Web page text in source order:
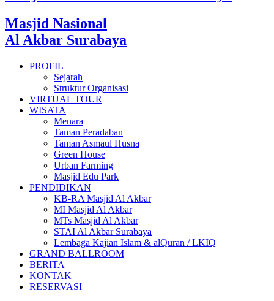
Masjid Nasional
Al Akbar Surabaya
PROFIL
Sejarah
Struktur Organisasi
VIRTUAL TOUR
WISATA
Menara
Taman Peradaban
Taman Asmaul Husna
Green House
Urban Farming
Masjid Edu Park
PENDIDIKAN
KB-RA Masjid Al Akbar
MI Masjid Al Akbar
MTs Masjid Al Akbar
STAI Al Akbar Surabaya
Lembaga Kajian Islam & alQuran / LKIQ
GRAND BALLROOM
BERITA
KONTAK
RESERVASI